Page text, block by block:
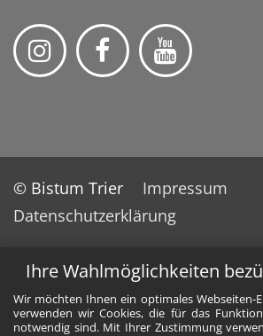
Ihre Wahlmöglichkeiten
Wir möchten Ihnen ein optimales Webseiten-
verwenden wir Cookies, die für das
notwendig sind. Mit Ihrer Zustimmung
© Bistum Trier
Impressum
Datenschutzerklärung